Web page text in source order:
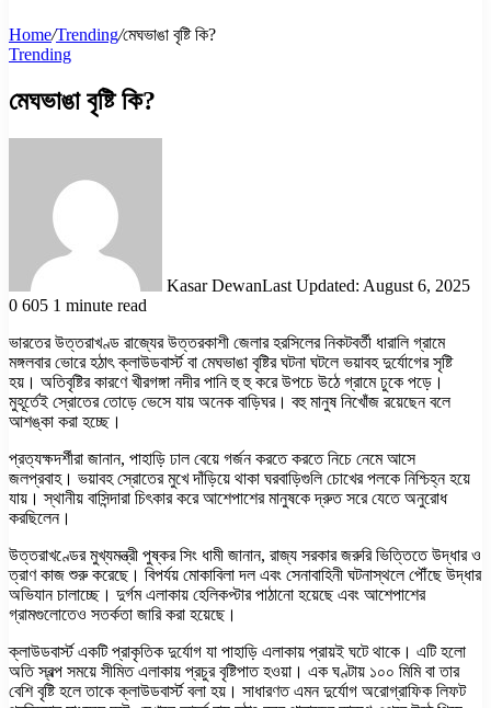
Home/Trending/মেঘভাঙা বৃষ্টি কি?
Trending
মেঘভাঙা বৃষ্টি কি?
Kasar DewanLast Updated: August 6, 2025
0 605 1 minute read
ভারতের উত্তরাখণ্ড রাজ্যের উত্তরকাশী জেলার হরসিলের নিকটবর্তী ধারালি গ্রামে
মঙ্গলবার ভোরে হঠাৎ ক্লাউডবার্স্ট বা মেঘভাঙা বৃষ্টির ঘটনা ঘটলে ভয়াবহ দুর্যোগের সৃষ্টি
হয়। অতিবৃষ্টির কারণে খীরগঙ্গা নদীর পানি হু হু করে উপচে উঠে গ্রামে ঢুকে পড়ে।
মুহূর্তেই স্রোতের তোড়ে ভেসে যায় অনেক বাড়িঘর। বহু মানুষ নিখোঁজ রয়েছেন বলে
আশঙ্কা করা হচ্ছে।
প্রত্যক্ষদর্শীরা জানান, পাহাড়ি ঢাল বেয়ে গর্জন করতে করতে নিচে নেমে আসে
জলপ্রবাহ। ভয়াবহ স্রোতের মুখে দাঁড়িয়ে থাকা ঘরবাড়িগুলি চোখের পলকে নিশ্চিহ্ন হয়ে
যায়। স্থানীয় বাসিন্দারা চিৎকার করে আশেপাশের মানুষকে দ্রুত সরে যেতে অনুরোধ
করছিলেন।
উত্তরাখণ্ডের মুখ্যমন্ত্রী পুষ্কর সিং ধামী জানান, রাজ্য সরকার জরুরি ভিত্তিতে উদ্ধার ও
ত্রাণ কাজ শুরু করেছে। বিপর্যয় মোকাবিলা দল এবং সেনাবাহিনী ঘটনাস্থলে পৌঁছে উদ্ধার
অভিযান চালাচ্ছে। দুর্গম এলাকায় হেলিকপ্টার পাঠানো হয়েছে এবং আশেপাশের
গ্রামগুলোতেও সতর্কতা জারি করা হয়েছে।
ক্লাউডবার্স্ট একটি প্রাকৃতিক দুর্যোগ যা পাহাড়ি এলাকায় প্রায়ই ঘটে থাকে। এটি হলো
অতি স্বল্প সময়ে সীমিত এলাকায় প্রচুর বৃষ্টিপাত হওয়া। এক ঘণ্টায় ১০০ মিমি বা তার
বেশি বৃষ্টি হলে তাকে ক্লাউডবার্স্ট বলা হয়। সাধারণত এমন দুর্যোগ অরোগ্রাফিক লিফট